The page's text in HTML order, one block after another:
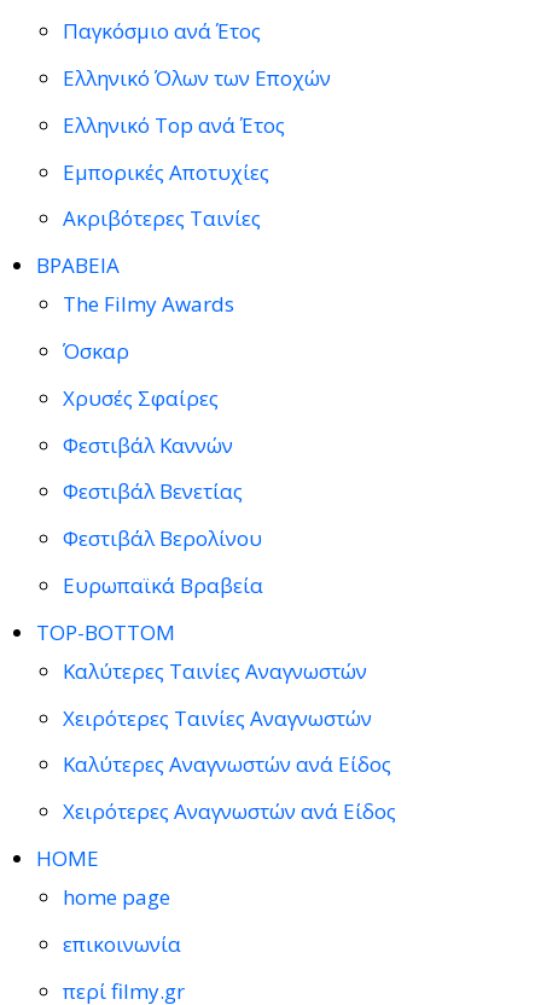
Παγκόσμιο ανά Έτος
Ελληνικό Όλων των Εποχών
Ελληνικό Top ανά Έτος
Εμπορικές Αποτυχίες
Ακριβότερες Ταινίες
ΒΡΑΒΕΙΑ
The Filmy Awards
Όσκαρ
Χρυσές Σφαίρες
Φεστιβάλ Καννών
Φεστιβάλ Βενετίας
Φεστιβάλ Βερολίνου
Ευρωπαϊκά Βραβεία
TOP-BOTTOM
Καλύτερες Ταινίες Αναγνωστών
Χειρότερες Ταινίες Αναγνωστών
Καλύτερες Αναγνωστών ανά Είδος
Χειρότερες Αναγνωστών ανά Είδος
HOME
home page
επικοινωνία
περί filmy.gr